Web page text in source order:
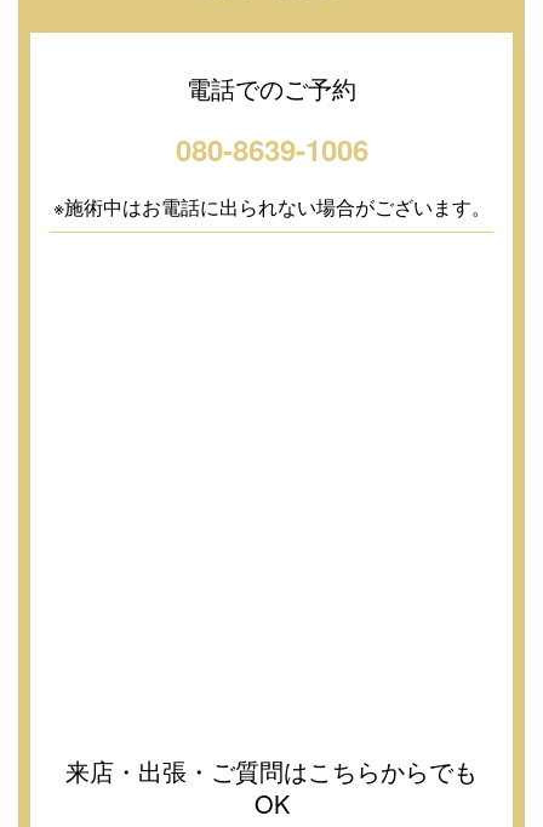
電話でのご予約
080-8639-1006
※施術中はお電話に出られない場合がございます。
来店・出張・ご質問はこちらからでも
OK